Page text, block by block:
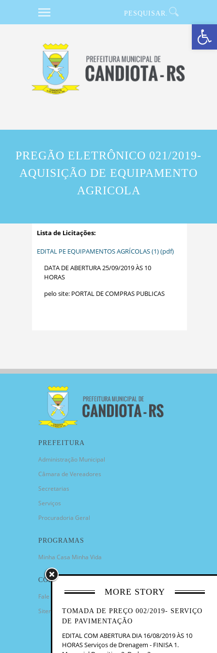
Barra de Ferramentas Aberta
PREGÃO ELETRÔNICO 021/2019-
AQUISIÇÃO DE EQUIPAMENTO
AGRICOLA
Lista de Licitações:
EDITAL PE EQUIPAMENTOS AGRÍCOLAS (1) (pdf)
DATA DE ABERTURA 25/09/2019 ÀS 10
HORAS
pelo site: PORTAL DE COMPRAS PUBLICAS
MORE STORY
TOMADA DE PREÇO 002/2019- SERVIÇO
DE PAVIMENTAÇÃO
EDITAL COM ABERTURA DIA 16/08/2019 ÀS 10
HORAS Serviços de Drenagem - FINISA 1.
PREFEITURA
Administração Municipal
Câmara de Vereadores
Secretarias
Serviços
Procuradoria Geral
PROGRAMAS
Minha Casa Minha Vida
CONTATO
Fale Conosco
Sitemap